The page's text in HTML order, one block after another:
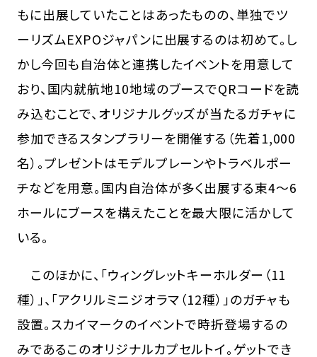
もに出展していたことはあったものの、単独でツ
ーリズムEXPOジャパンに出展するのは初めて。し
かし今回も自治体と連携したイベントを用意して
おり、国内就航地10地域のブースでQRコードを読
み込むことで、オリジナルグッズが当たるガチャに
参加できるスタンプラリーを開催する（先着1,000
名）。プレゼントはモデルプレーンやトラベルポー
チなどを用意。国内自治体が多く出展する東4～6
ホールにブースを構えたことを最大限に活かして
いる。
このほかに、「ウィングレットキーホルダー（11
種）」、「アクリルミニジオラマ（12種）」のガチャも
設置。スカイマークのイベントで時折登場するの
みであるこのオリジナルカプセルトイ。ゲットでき